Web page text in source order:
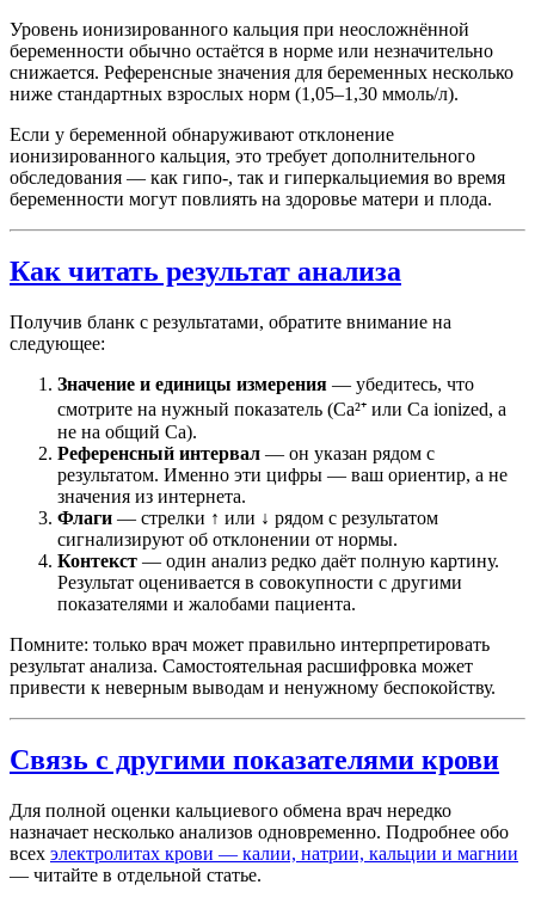
Уровень ионизированного кальция при неосложнённой
беременности обычно остаётся в норме или незначительно
снижается. Референсные значения для беременных несколько
ниже стандартных взрослых норм (1,05–1,30 ммоль/л).
Если у беременной обнаруживают отклонение
ионизированного кальция, это требует дополнительного
обследования — как гипо-, так и гиперкальциемия во время
беременности могут повлиять на здоровье матери и плода.
Как читать результат анализа
Получив бланк с результатами, обратите внимание на
следующее:
Значение и единицы измерения — убедитесь, что
смотрите на нужный показатель (Ca²⁺ или Ca ionized, а
не на общий Ca).
Референсный интервал — он указан рядом с
результатом. Именно эти цифры — ваш ориентир, а не
значения из интернета.
Флаги — стрелки ↑ или ↓ рядом с результатом
сигнализируют об отклонении от нормы.
Контекст — один анализ редко даёт полную картину.
Результат оценивается в совокупности с другими
показателями и жалобами пациента.
Помните: только врач может правильно интерпретировать
результат анализа. Самостоятельная расшифровка может
привести к неверным выводам и ненужному беспокойству.
Связь с другими показателями крови
Для полной оценки кальциевого обмена врач нередко
назначает несколько анализов одновременно. Подробнее обо
всех электролитах крови — калии, натрии, кальции и магнии
— читайте в отдельной статье.